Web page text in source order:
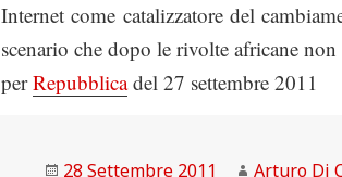
Internet come catalizzatore del
scenario che dopo le rivolte africane
perRepubblicadel 27 settembre 2011
Scritto
28 Settembre 2011 Autore
Arturo Di